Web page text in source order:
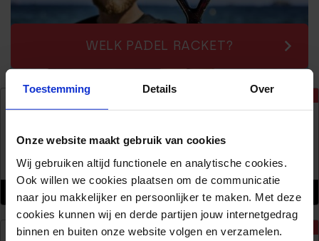
Toestemming Details Over
Onze website maakt gebruik van cookies
Wij gebruiken altijd functionele en analytische cookies.
Ook willen we cookies plaatsen om de communicatie
naar jou makkelijker en persoonlijker te maken. Met deze
cookies kunnen wij en derde partijen jouw internetgedrag
binnen en buiten onze website volgen en verzamelen.
WELK PADEL RACKET?
PADEL RACKET – BEAR
Waarderin
g
uit 5
(22 reviews)
79,95
59,95